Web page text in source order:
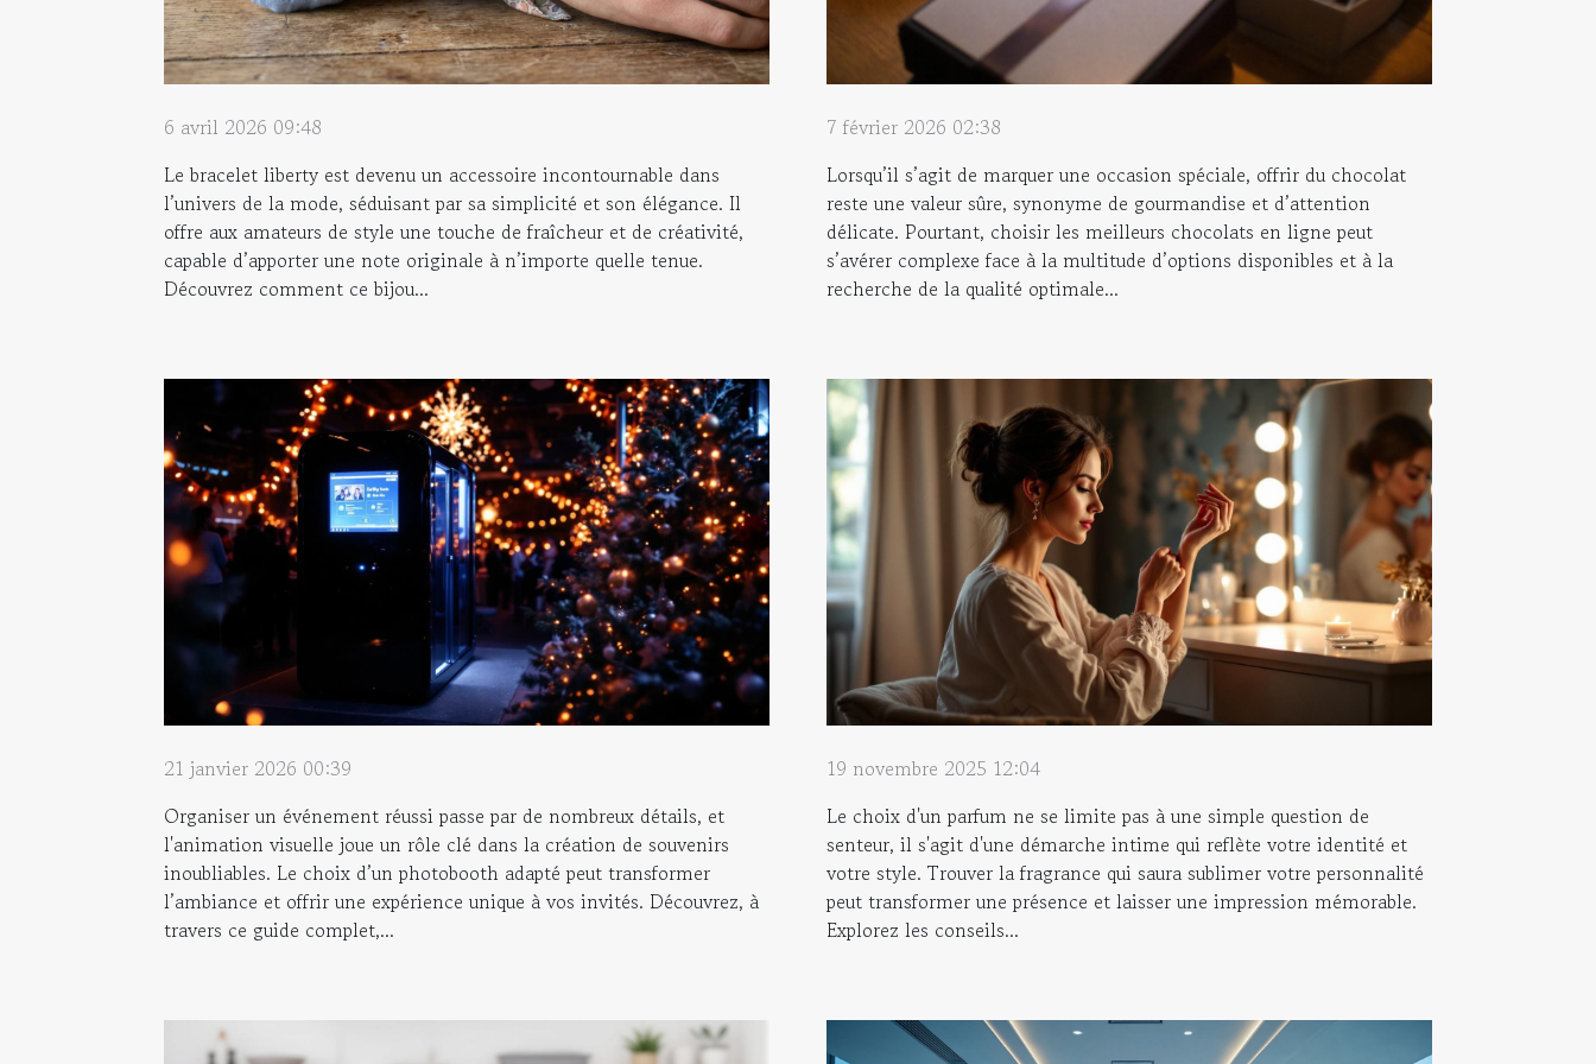
6 avril 2026 09:48
Le bracelet liberty est devenu un accessoire incontournable dans
l’univers de la mode, séduisant par sa simplicité et son élégance. Il
offre aux amateurs de style une touche de fraîcheur et de créativité,
capable d’apporter une note originale à n’importe quelle tenue.
Découvrez comment ce bijou...
7 février 2026 02:38
Lorsqu’il s’agit de marquer une occasion spéciale, offrir du chocolat
reste une valeur sûre, synonyme de gourmandise et d’attention
délicate. Pourtant, choisir les meilleurs chocolats en ligne peut
s’avérer complexe face à la multitude d’options disponibles et à la
recherche de la qualité optimale...
21 janvier 2026 00:39
Organiser un événement réussi passe par de nombreux détails, et
l'animation visuelle joue un rôle clé dans la création de souvenirs
inoubliables. Le choix d’un photobooth adapté peut transformer
l’ambiance et offrir une expérience unique à vos invités. Découvrez, à
travers ce guide complet,...
19 novembre 2025 12:04
Le choix d'un parfum ne se limite pas à une simple question de
senteur, il s'agit d'une démarche intime qui reflète votre identité et
votre style. Trouver la fragrance qui saura sublimer votre personnalité
peut transformer une présence et laisser une impression mémorable.
Explorez les conseils...